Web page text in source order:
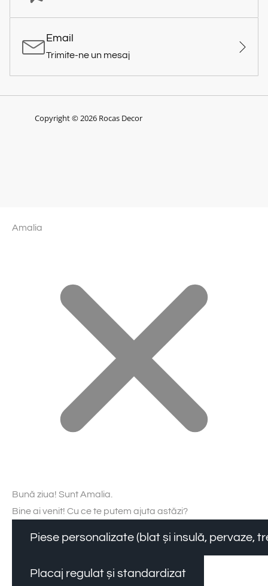
Email
Trimite-ne un mesaj
Copyright © 2026 Rocas Decor
Amalia
Bună ziua! Sunt Amalia.
Bine ai venit! Cu ce te putem ajuta astăzi?
Piese personalizate (blat și insulă, pervaze,
Placaj regulat și standardizat